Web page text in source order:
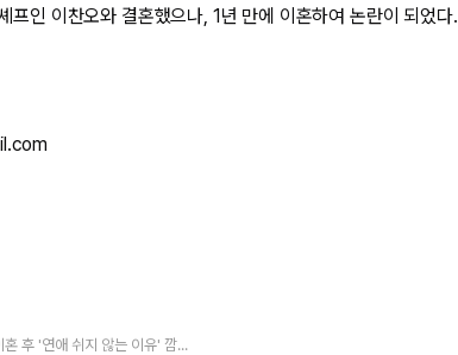
인 이찬오와 결혼했으나, 1년 만에 이혼하여 논란이 되었다.
"지금 솔로 아니다" 김새롬, 이혼 후 '연애 쉬지 않는 이유' 깜짝 고백